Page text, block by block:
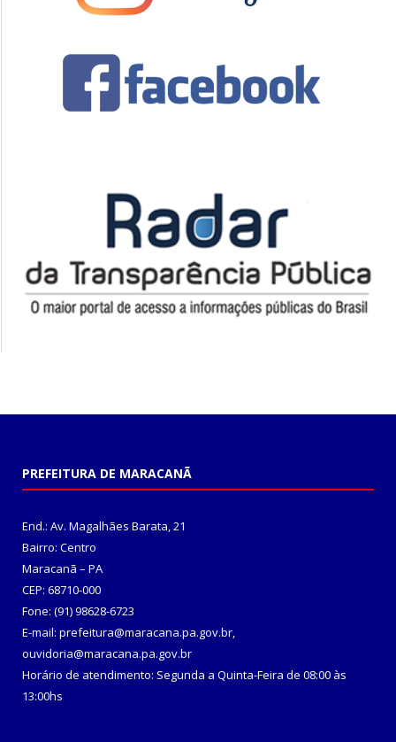
PREFEITURA DE MARACANÃ
End.: Av. Magalhães Barata, 21
Bairro: Centro
Maracanã – PA
CEP: 68710-000
Fone: (91) 98628-6723
E-mail: prefeitura@maracana.pa.gov.br,
ouvidoria@maracana.pa.gov.br
Horário de atendimento: Segunda a Quinta-Feira de 08:00 às
13:00hs